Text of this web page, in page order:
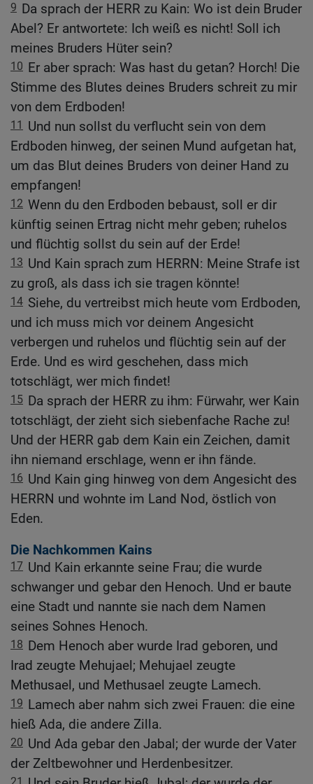
9 Da sprach der HERR zu Kain: Wo ist dein Bruder
Abel? Er antwortete: Ich weiß es nicht! Soll ich
meines Bruders Hüter sein?
10 Er aber sprach: Was hast du getan? Horch! Die
Stimme des Blutes deines Bruders schreit zu mir
von dem Erdboden!
11
Und nun sollst du verflucht sein von dem
Erdboden hinweg, der seinen Mund aufgetan hat,
um das Blut deines Bruders von deiner Hand zu
empfangen!
12 Wenn du den Erdboden bebaust, soll er dir
künftig seinen Ertrag nicht mehr geben; ruhelos
und flüchtig sollst du sein auf der Erde!
13 Und Kain sprach zum HERRN: Meine Strafe ist
zu groß, als dass ich sie tragen könnte!
14 Siehe, du vertreibst mich heute vom Erdboden,
und ich muss mich vor deinem Angesicht
verbergen und ruhelos und flüchtig sein auf der
Erde. Und es wird geschehen, dass mich
totschlägt, wer mich findet!
15 Da sprach der HERR zu ihm: Fürwahr, wer Kain
totschlägt, der zieht sich siebenfache Rache zu!
Und der HERR gab dem Kain ein Zeichen, damit
ihn niemand erschlage, wenn er ihn fände.
16 Und Kain ging hinweg von dem Angesicht des
HERRN und wohnte im Land Nod, östlich von
Eden.
Die Nachkommen Kains
17 Und Kain erkannte seine Frau; die wurde
schwanger und gebar den Henoch. Und er baute
eine Stadt und nannte sie nach dem Namen
seines Sohnes Henoch.
18 Dem Henoch aber wurde Irad geboren, und
Irad zeugte Mehujael; Mehujael zeugte
Methusael, und Methusael zeugte Lamech.
19 Lamech aber nahm sich zwei Frauen: die eine
hieß Ada, die andere Zilla.
20 Und Ada gebar den Jabal; der wurde der Vater
der Zeltbewohner und Herdenbesitzer.